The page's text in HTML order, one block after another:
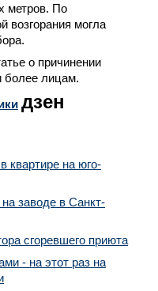
метров. По
возгорания могла
о причинении
более лицам.
дзен
квартире на юго-
заводе в Санкт-
сгоревшего приюта
- на этот раз на